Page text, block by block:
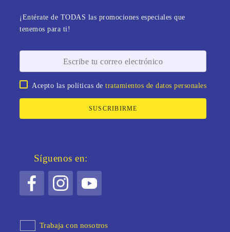
¡Entérate de TODAS las promociones especiales que
tenemos para ti!
Acepto las políticas detratamientos de datos personales
SUSCRIBIRME
Síguenos en:
Trabaja con nosotros